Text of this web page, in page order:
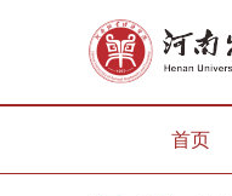
首页